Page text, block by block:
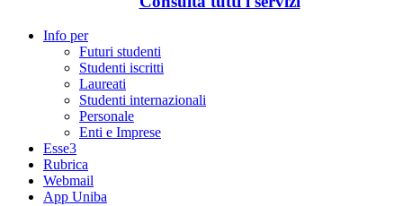
Info per
Futuri studenti
Studenti iscritti
Laureati
Studenti internazionali
Personale
Enti e Imprese
Esse3
Rubrica
Webmail
App Uniba